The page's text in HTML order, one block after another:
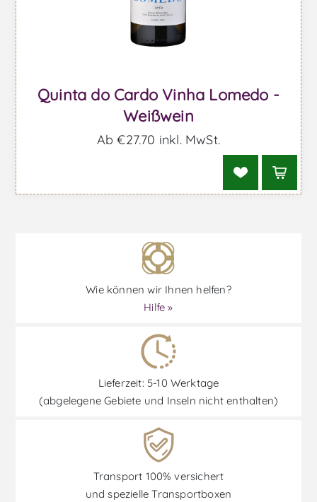
Quinta do Cardo Vinha Lomedo -
Weißwein
Ab €27,70 inkl. MwSt.
Wie können wir Ihnen helfen?
Hilfe »
Lieferzeit: 5-10 Werktage
(abgelegene Gebiete und Inseln nicht enthalten)
Transport 100% versichert
und spezielle Transportboxen